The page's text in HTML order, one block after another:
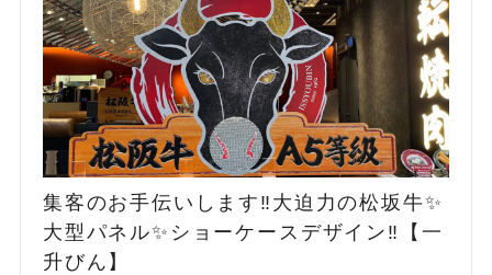
集客のお手伝いします‼️大迫力の松坂牛✨
大型パネル✨ショーケースデザイン‼️【一
升びん】